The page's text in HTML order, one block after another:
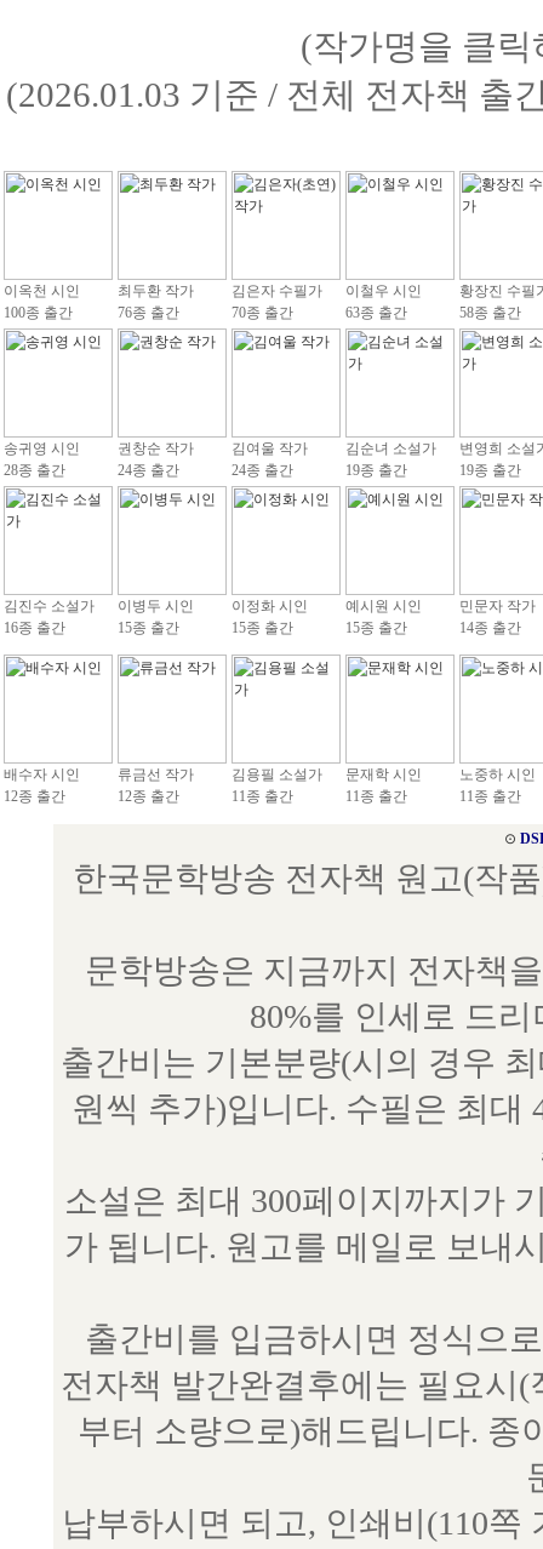
(작가명을 클
(2026.01.03 기준 / 전체 전자책 출
이옥천 시인
100종 출간
최두환 작가
76종 출간
김은자 수필가
70종 출간
이철우 시인
63종 출간
황장진 수필
58종 출간
송귀영 시인
28종 출간
권창순 작가
24종 출간
김여울 작가
24종 출간
김순녀 소설가
19종 출간
변영희 소설
19종 출간
김진수 소설가
16종 출간
이병두 시인
15종 출간
이정화 시인
15종 출간
예시원 시인
15종 출간
민문자 작가
14종 출간
배수자 시인
12종 출간
류금선 작가
12종 출간
김용필 소설가
11종 출간
문재학 시인
11종 출간
노중하 시인
11종 출간
⊙
한국문학방송 전자책 원고(작
문학방송은 지금까지 전자책
80%를 인세로 드
출간비는 기본분량(시의 경우
원씩 추가)입니다. 수필은 최대
소설은 최대 300페이지까지가
가 됩니다. 원고를 메일로 보내
출간비를 입금하시면 정식으
전자책 발간완결후에는 필요시
부터 소량으로)해드립니다. 종
납부하시면 되고, 인쇄비(110